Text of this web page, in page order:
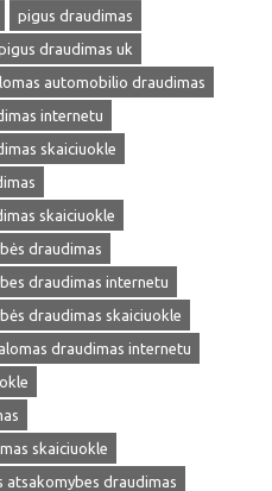
pigus draudimas
draudimas uk
automobilio draudimas
internetu
skaiciuokle
skaiciuokle
draudimas
draudimas internetu
draudimas skaiciuokle
draudimas internetu
skaiciuokle
draudimas